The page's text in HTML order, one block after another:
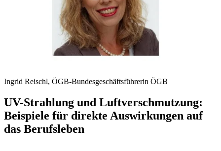
Ingrid Reischl, ÖGB-Bundesgeschäftsführerin ÖGB
UV-Strahlung und Luftverschmutzung:
Beispiele für direkte Auswirkungen auf
das Berufsleben